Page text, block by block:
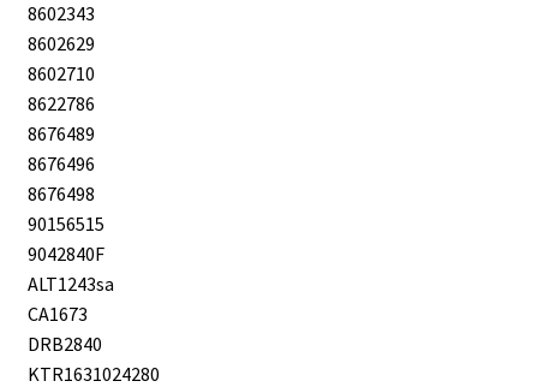
8602343
8602629
8602710
8622786
8676489
8676496
8676498
90156515
9042840F
ALT1243sa
CA1673
DRB2840
KTR1631024280